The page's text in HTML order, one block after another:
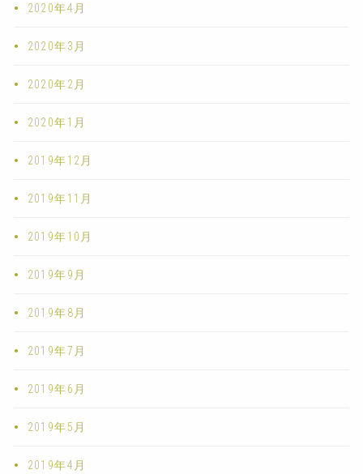
2020年4月
2020年3月
2020年2月
2020年1月
2019年12月
2019年11月
2019年10月
2019年9月
2019年8月
2019年7月
2019年6月
2019年5月
2019年4月